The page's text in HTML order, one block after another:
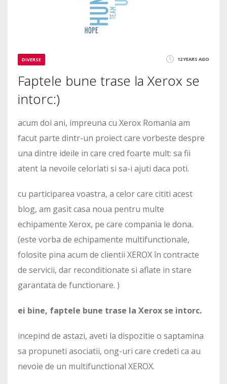
DIVERSE 12 YEARS AGO
Faptele bune trase la Xerox se
intorc:)
acum doi ani, impreuna cu Xerox Romania am
facut parte dintr-un proiect care vorbeste despre
una dintre ideile in care cred foarte mult: sa fii
atent la nevoile celorlati si sa-i ajuti daca poti.
cu participarea voastra, a celor care cititi acest
blog, am gasit casa noua pentru multe
echipamente Xerox, pe care compania le dona.
(este vorba de echipamente multifunctionale,
folosite pina acum de clientii XEROX în contracte
de servicii, dar reconditionate si aflate in stare
garantata de functionare. )
ei bine, faptele bune trase la Xerox se intorc.
incepind de astazi, aveti la dispozitie o saptamina
sa propuneti asociatii, ong-uri care credeti ca au
nevoie de un multifunctional XEROX.